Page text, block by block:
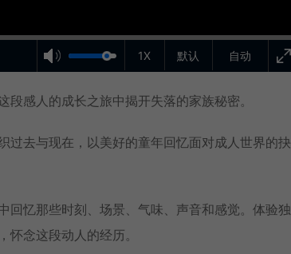
自动
1X 默认
感人的成长之旅中揭开失落的家族秘密。
过去与现在，以美好的童年回忆面对成人世界的抉
回忆那些时刻、场景、气味、声音和感觉。体验独
念这段动人的经历。